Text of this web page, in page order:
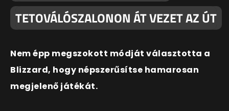
TETOVÁLÓSZALONON ÁT VEZET AZ ÚT
Nem épp megszokott módját választotta a
Blizzard, hogy népszerűsítse hamarosan
megjelenő játékát.